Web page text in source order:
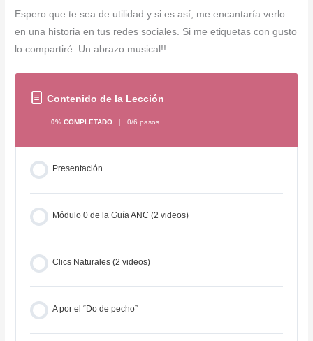
Espero que te sea de utilidad y si es así, me encantaría verlo
en una historia en tus redes sociales. Si me etiquetas con gusto
lo compartiré. Un abrazo musical!!
Contenido de la Lección
0% COMPLETADO 0/6 pasos
Presentación
Módulo 0 de la Guía ANC (2 videos)
Clics Naturales (2 videos)
A por el “Do de pecho”